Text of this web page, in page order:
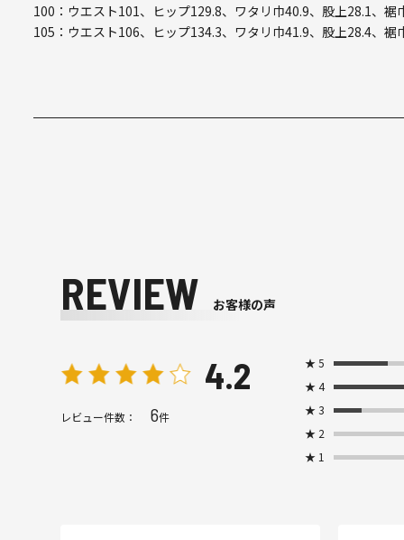
100：ウエスト101、ヒップ129.8、ワタリ巾40.9、股上28.1、裾
105：ウエスト106、ヒップ134.3、ワタリ巾41.9、股上28.4、裾
REVIEW お客様の声
4.2
レビュー件数： 6件
★5
★4
★3
★ 2
★ 1